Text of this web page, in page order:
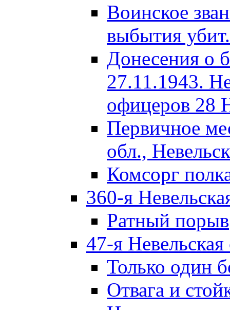
Воинское
выбытия убит.
Донесения о
27.11.1943.
офицеров 28
Первичное
обл.,
Комсорг
360-я
Ратный порыв
47-я Невельская
Только один
Отвага и